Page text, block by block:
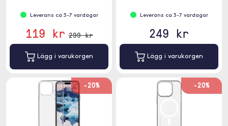
Leverans ca 3-7 vardagar
119 kr 299 kr
Lägg i varukorgen
Leverans ca 3-7 vardagar
249 kr
Lägg i varukorgen
-20% -20%